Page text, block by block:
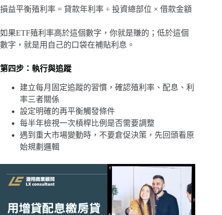
損益平衡殖利率 = 貸款年利率 ÷ 投資總部位 × 借款金額
如果ETF殖利率高於這個數字，你就是賺的；低於這個
數字，就是用自己的口袋在補貼利息。
第四步：執行與追蹤
建立每月固定追蹤的習慣，確認殖利率、配息、利
率三者關係
設定明確的再平衡觸發條件
每半年檢視一次槓桿比例是否需要調整
遇到重大市場變動時，不要倉促決策，先回頭看原
始規劃邏輯